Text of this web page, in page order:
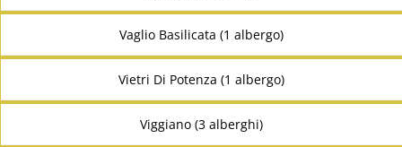
Vaglio Basilicata (1 albergo)
Vietri Di Potenza (1 albergo)
Viggiano (3 alberghi)